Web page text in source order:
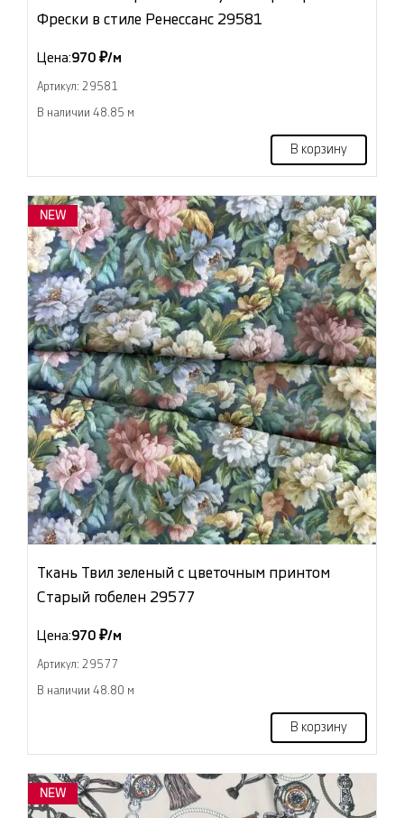
Фрески в стиле Ренессанс 29581
Цена:970 ₽/м
Артикул: 29581
В наличии 48.85 м
В корзину
NEW
Ткань Твил зеленый с цветочным принтом
Старый гобелен 29577
Цена:970 ₽/м
Артикул: 29577
В наличии 48.80 м
В корзину
NEW